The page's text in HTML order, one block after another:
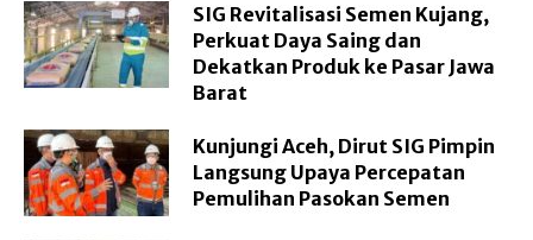
SIG Revitalisasi Semen Kujang,
Perkuat Daya Saing dan
Dekatkan Produk ke Pasar Jawa
Barat
Kunjungi Aceh, Dirut SIG Pimpin
Langsung Upaya Percepatan
Pemulihan Pasokan Semen